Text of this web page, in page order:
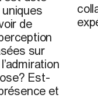
uniques
de
sur
Est-
et